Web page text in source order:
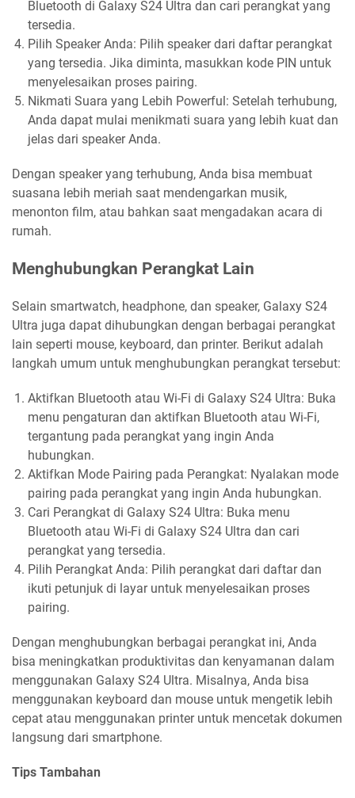
Bluetooth di Galaxy S24 Ultra dan cari perangkat yang
tersedia.
Pilih Speaker Anda: Pilih speaker dari daftar perangkat
yang tersedia. Jika diminta, masukkan kode PIN untuk
menyelesaikan proses pairing.
Nikmati Suara yang Lebih Powerful: Setelah terhubung,
Anda dapat mulai menikmati suara yang lebih kuat dan
jelas dari speaker Anda.
Dengan speaker yang terhubung, Anda bisa membuat
suasana lebih meriah saat mendengarkan musik,
menonton film, atau bahkan saat mengadakan acara di
rumah.
Menghubungkan Perangkat Lain
Selain smartwatch, headphone, dan speaker, Galaxy S24
Ultra juga dapat dihubungkan dengan berbagai perangkat
lain seperti mouse, keyboard, dan printer. Berikut adalah
langkah umum untuk menghubungkan perangkat tersebut:
Aktifkan Bluetooth atau Wi-Fi di Galaxy S24 Ultra: Buka
menu pengaturan dan aktifkan Bluetooth atau Wi-Fi,
tergantung pada perangkat yang ingin Anda
hubungkan.
Aktifkan Mode Pairing pada Perangkat: Nyalakan mode
pairing pada perangkat yang ingin Anda hubungkan.
Cari Perangkat di Galaxy S24 Ultra: Buka menu
Bluetooth atau Wi-Fi di Galaxy S24 Ultra dan cari
perangkat yang tersedia.
Pilih Perangkat Anda: Pilih perangkat dari daftar dan
ikuti petunjuk di layar untuk menyelesaikan proses
pairing.
Dengan menghubungkan berbagai perangkat ini, Anda
bisa meningkatkan produktivitas dan kenyamanan dalam
menggunakan Galaxy S24 Ultra. Misalnya, Anda bisa
menggunakan keyboard dan mouse untuk mengetik lebih
cepat atau menggunakan printer untuk mencetak dokumen
langsung dari smartphone.
Tips Tambahan